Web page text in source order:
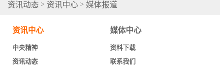
资讯动态 > 资讯中心 > 媒体报道
资讯中心
中央精神
资讯动态
媒体中心
资料下载
联系我们